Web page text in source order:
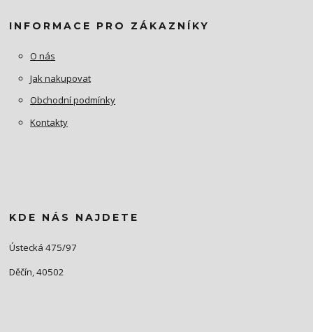
INFORMACE PRO ZÁKAZNÍKY
O nás
Jak nakupovat
Obchodní podmínky
Kontakty
KDE NÁS NAJDETE
Ústecká 475/97
Děčín, 40502